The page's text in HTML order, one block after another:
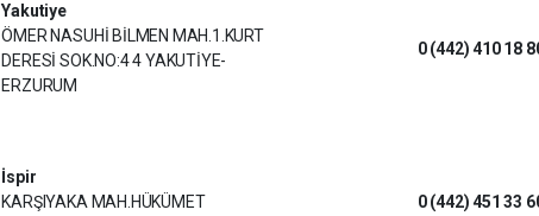
Yakutiye
ÖMER NASUHİ BİLMEN MAH.1.KURT
DERESİ SOK.NO:4 4 YAKUTİYE-
ERZURUM
0 (442) 410 18
İspir
KARŞIYAKA MAH.HÜKÜMET
0 (442) 451 33